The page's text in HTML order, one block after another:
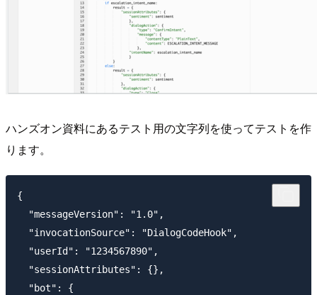
ハンズオン資料にあるテスト用の文字列を使ってテストを作
ります。
{
  "messageVersion": "1.0",
  "invocationSource": "DialogCodeHook",
  "userId": "1234567890",
  "sessionAttributes": {},
  "bot": {